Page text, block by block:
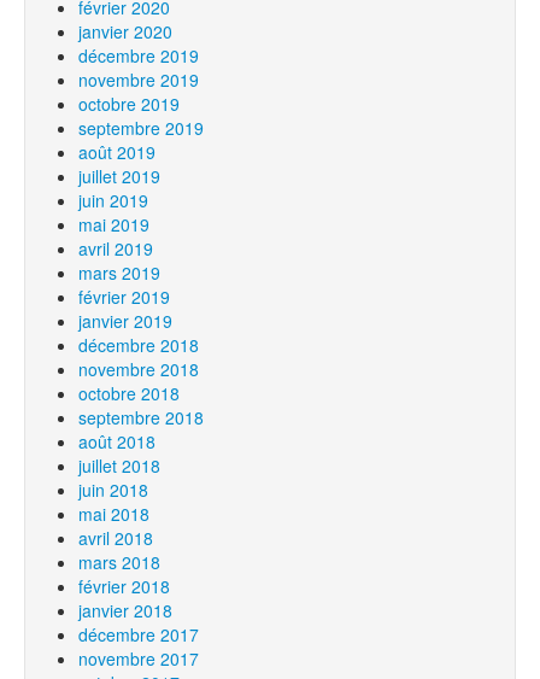
février 2020
janvier 2020
décembre 2019
novembre 2019
octobre 2019
septembre 2019
août 2019
juillet 2019
juin 2019
mai 2019
avril 2019
mars 2019
février 2019
janvier 2019
décembre 2018
novembre 2018
octobre 2018
septembre 2018
août 2018
juillet 2018
juin 2018
mai 2018
avril 2018
mars 2018
février 2018
janvier 2018
décembre 2017
novembre 2017